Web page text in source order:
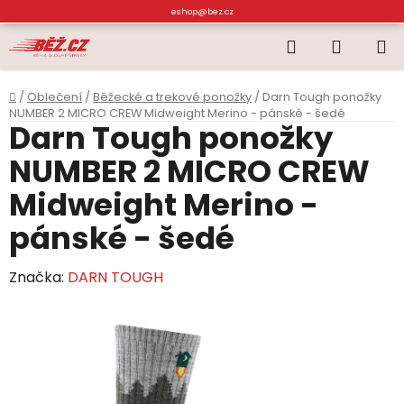
na
obsah
eshop@bez.cz
Hledat
KOŠÍK
Domů
/ Oblečení / Běžecké a trekové ponožky / Darn Tough ponožky
NUMBER 2 MICRO CREW Midweight Merino - pánské - šedé
Darn Tough ponožky
NUMBER 2 MICRO CREW
Midweight Merino -
pánské - šedé
Značka: DARN TOUGH